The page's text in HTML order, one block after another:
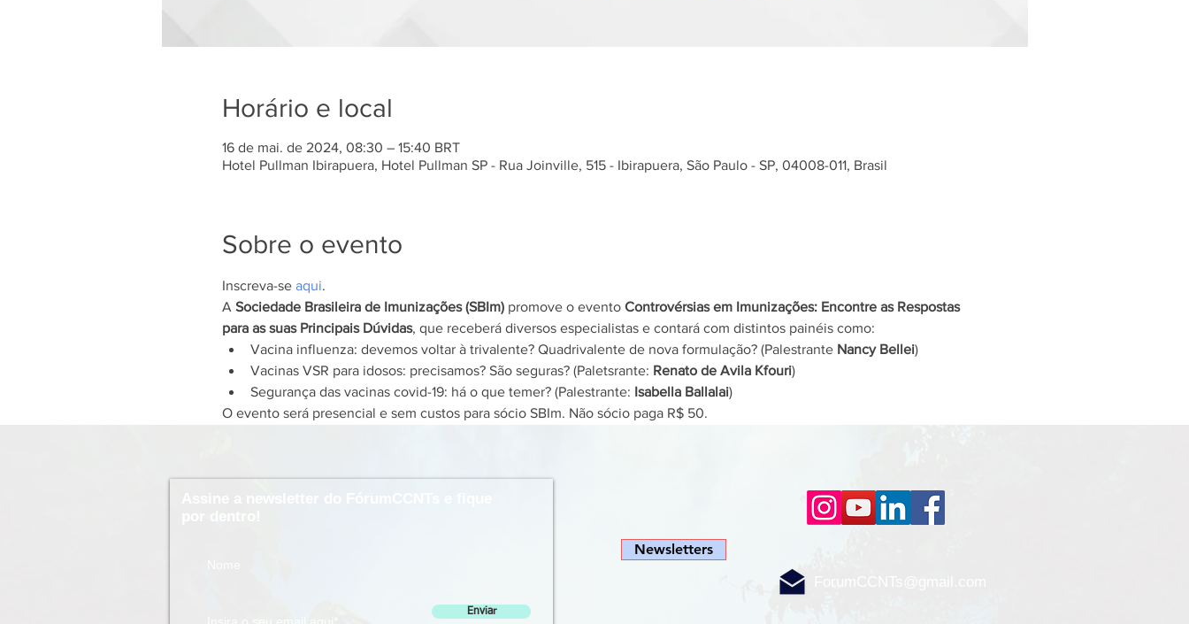
Horário e local
16 de mai. de 2024, 08:30 – 15:40 BRT
Hotel Pullman Ibirapuera, Hotel Pullman SP - Rua Joinville, 515 - Ibirapuera, São Paulo - SP, 04008-011, Brasil
Sobre o evento
Inscreva-se aqui.
A Sociedade Brasileira de Imunizações (SBIm) promove o evento Controvérsias em Imunizações: Encontre as Respostas
para as suas Principais Dúvidas, que receberá diversos especialistas e contará com distintos painéis como:
Vacina influenza: devemos voltar à trivalente? Quadrivalente de nova formulação? (Palestrante Nancy Bellei)
Vacinas VSR para idosos: precisamos? São seguras? (Paletsrante: Renato de Avila Kfouri)
Segurança das vacinas covid-19: há o que temer? (Palestrante: Isabella Ballalai)
O evento será presencial e sem custos para sócio SBIm. Não sócio paga R$ 50.
Enviar
Newsletters